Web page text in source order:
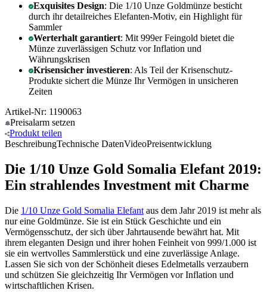
Exquisites Design: Die 1/10 Unze Goldmünze besticht
durch ihr detailreiches Elefanten-Motiv, ein Highlight für
Sammler
Werterhalt garantiert: Mit 999er Feingold bietet die
Münze zuverlässigen Schutz vor Inflation und
Währungskrisen
Krisensicher investieren: Als Teil der Krisenschutz-
Produkte sichert die Münze Ihr Vermögen in unsicheren
Zeiten
Artikel-Nr: 1190063
Preisalarm setzen
Produkt teilen
BeschreibungTechnische DatenVideoPreisentwicklung
Die 1/10 Unze Gold Somalia Elefant 2019:
Ein strahlendes Investment mit Charme
Die 1/10 Unze Gold Somalia Elefant aus dem Jahr 2019 ist mehr als
nur eine Goldmünze. Sie ist ein Stück Geschichte und ein
Vermögensschutz, der sich über Jahrtausende bewährt hat. Mit
ihrem eleganten Design und ihrer hohen Feinheit von 999/1.000 ist
sie ein wertvolles Sammlerstück und eine zuverlässige Anlage.
Lassen Sie sich von der Schönheit dieses Edelmetalls verzaubern
und schützen Sie gleichzeitig Ihr Vermögen vor Inflation und
wirtschaftlichen Krisen.